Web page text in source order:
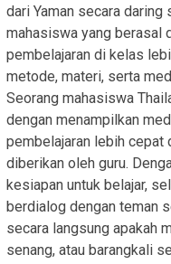
dari Yaman secara daring
mahasiswa yang berasal
pembelajaran di kelas
metode, materi, serta
Seorang mahasiswa
dengan menampilkan
pembelajaran lebih cepat
diberikan oleh guru.
kesiapan untuk belajar,
berdialog dengan teman
secara langsung apakah
senang, atau barangkali